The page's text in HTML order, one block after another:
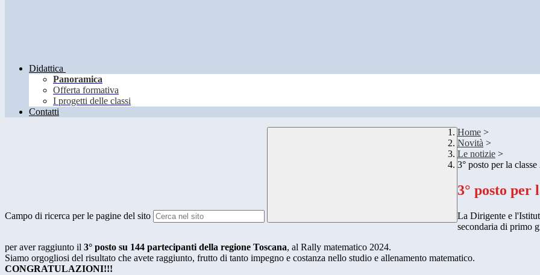
Didattica
Panoramica
Offerta formativa
I progetti delle classi
Contatti
Campo di ricerca per le pagine del sito
Home >
Novità >
Le notizie >
3° posto per la
3° posto per
La Dirigente e
secondaria di primo
per aver raggiunto il 3° posto su 144 partecipanti della regione Toscana, al Rally matematico 2024.
Siamo orgogliosi del risultato che avete raggiunto, frutto di tanto impegno e costanza nello studio e allenamento matematico.
CONGRATULAZIONI!!!